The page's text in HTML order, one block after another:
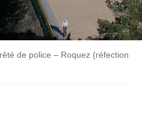
de police – Roquez (réfection